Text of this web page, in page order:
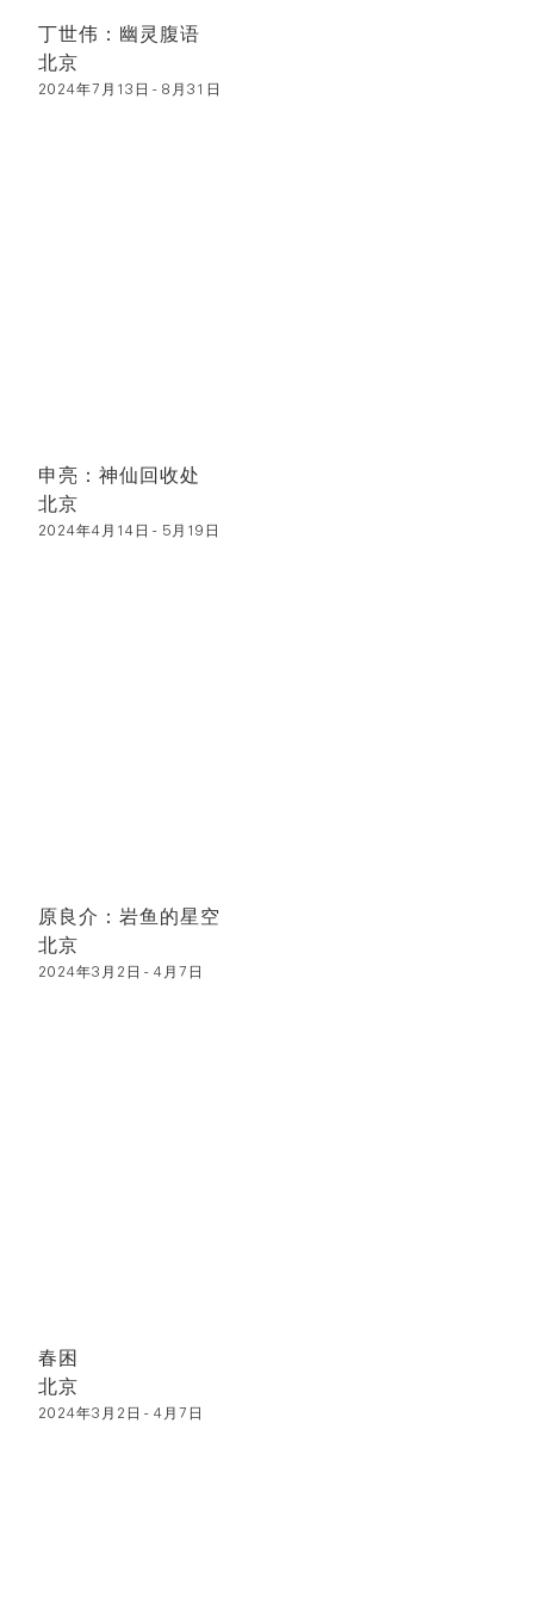
丁世伟：幽灵腹语
北京
2024年7月13日 - 8月31日
申亮：神仙回收处
北京
2024年4月14日 - 5月19日
原良介：岩鱼的星空
北京
2024年3月2日 - 4月7日
春困
北京
2024年3月2日 - 4月7日